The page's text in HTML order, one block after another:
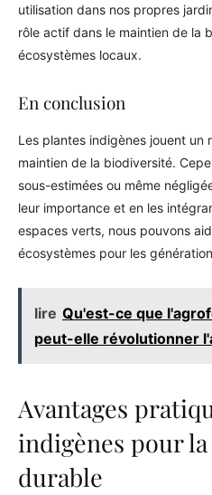
utilisation dans nos propres
rôle actif dans le maintien de la
écosystèmes locaux.
En conclusion
Les plantes indigènes jouent un
maintien de la biodiversité.
sous-estimées ou même
leur importance et en les
espaces verts, nous pouvons
écosystèmes pour les
lire Qu'est-ce que
peut-elle révolutionner
Avantages
indigènes pour
durable